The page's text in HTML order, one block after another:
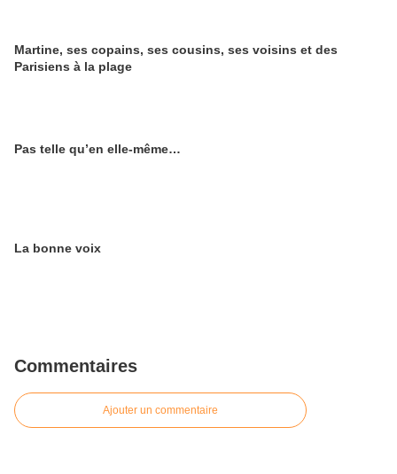
Martine, ses copains, ses cousins, ses voisins et des
Parisiens à la plage
Pas telle qu’en elle-même…
La bonne voix
Commentaires
Ajouter un commentaire